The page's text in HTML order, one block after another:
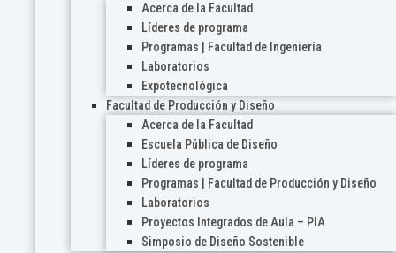
Acerca de la Facultad
Líderes de programa
Programas | Facultad de Ingeniería
Laboratorios
Expotecnológica
Facultad de Producción y Diseño
Acerca de la Facultad
Escuela Pública de Diseño
Líderes de programa
Programas | Facultad de Producción y Diseño
Laboratorios
Proyectos Integrados de Aula – PIA
Simposio de Diseño Sostenible